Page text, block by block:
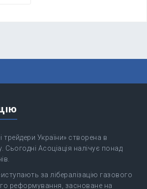
трейдери України» створена в
Сьогодні Асоціація налічує понад
за лібералізацію газового
реформування, засноване на